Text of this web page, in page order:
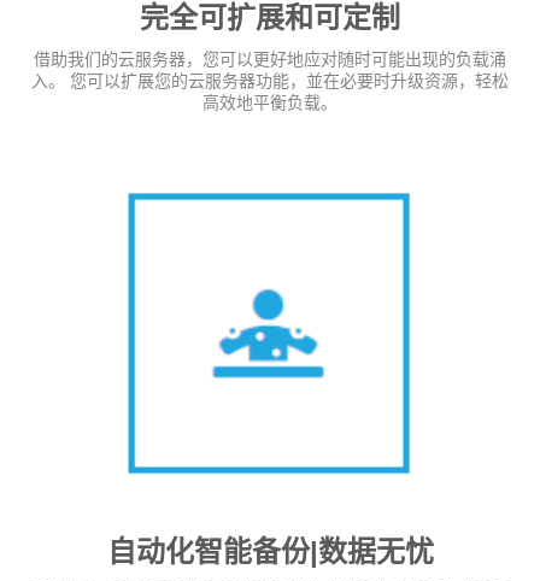
完全可扩展和可定制
借助我们的云服务器，您可以更好地应对随时可能出现的负载涌
入。 您可以扩展您的云服务器功能，並在必要时升级资源，轻松
高效地平衡负载。
自动化智能备份|数据无忧